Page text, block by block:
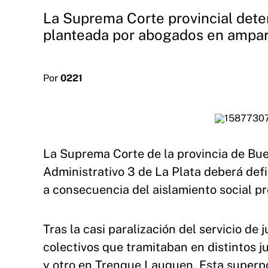
La Suprema Corte provincial
planteada por abogados en
Por 0221
La Suprema Corte de la provincia de
Administrativo 3 de La Plata deberá
a consecuencia del aislamiento social
Tras la casi paralización del servicio de
colectivos que tramitaban en distintos
y otro en Trenque Lauquen. Esta